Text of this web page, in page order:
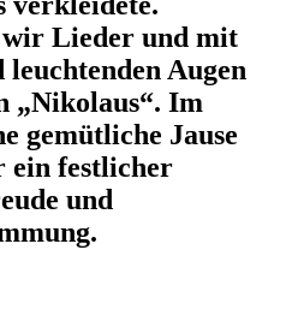
wir Lieder und mit
leuchtenden Augen
„Nikolaus“. Im
gemütliche Jause
ein festlicher
und